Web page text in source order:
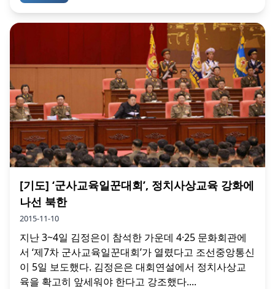
[기도] ‘군사교육일꾼대회’, 정치사상교육 강화에
나선 북한
2015-11-10
지난 3~4일 김정은이 참석한 가운데 4·25 문화회관에
서 ‘제7차 군사교육일꾼대회’가 열렸다고 조선중앙통신
이 5일 보도했다. 김정은은 대회연설에서 정치사상교
육을 확고히 앞세워야 한다고 강조했다....